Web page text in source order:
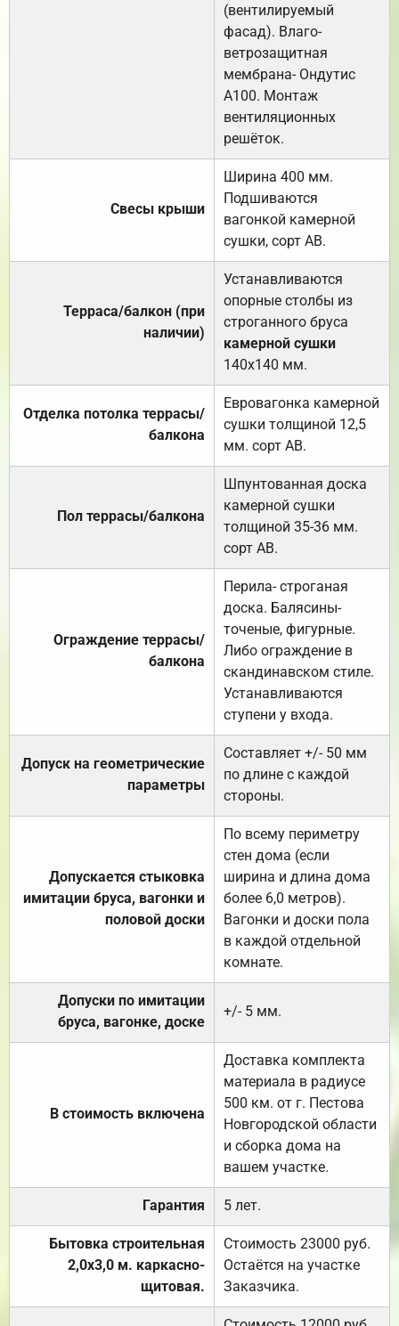
(вентилируемый
фасад). Влаго-
ветрозащитная
мембрана- Ондутис
А100. Монтаж
вентиляционных
решёток.
Свесы крыши
Ширина 400 мм.
Подшиваются
вагонкой камерной
сушки, сорт АВ.
Терраса/балкон (при
наличии)
Устанавливаются
опорные столбы из
строганного бруса
камерной сушки
140х140 мм.
Отделка потолка террасы/
балкона
Евровагонка камерной
сушки толщиной 12,5
мм. сорт АВ.
Пол террасы/балкона
Шпунтованная доска
камерной сушки
толщиной 35-36 мм.
сорт АВ.
Ограждение террасы/
балкона
Перила- строганая
доска. Балясины-
точеные, фигурные.
Либо ограждение в
скандинавском стиле.
Устанавливаются
ступени у входа.
Допуск на геометрические
параметры
Составляет +/- 50 мм
по длине с каждой
стороны.
Допускается стыковка
имитации бруса, вагонки и
половой доски
По всему периметру
стен дома (если
ширина и длина дома
более 6,0 метров).
Вагонки и доски пола
в каждой отдельной
комнате.
Допуски по имитации
бруса, вагонке, доске
+/- 5 мм.
В стоимость включена
Доставка комплекта
материала в радиусе
500 км. от г. Пестова
Новгородской области
и сборка дома на
вашем участке.
Гарантия 5 лет.
Бытовка строительная
2,0х3,0 м. каркасно-
щитовая.
Стоимость 23000 руб.
Остаётся на участке
Заказчика.